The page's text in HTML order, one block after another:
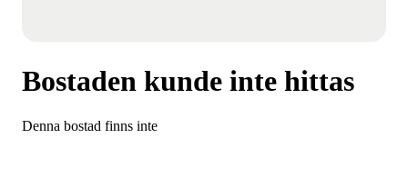
Bostaden kunde inte hittas
Denna bostad finns inte